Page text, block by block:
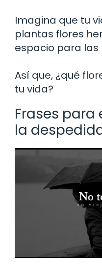
Imagina que tu
plantas flores
espacio para las
Así que, ¿qué
tu vida?
Frases
la